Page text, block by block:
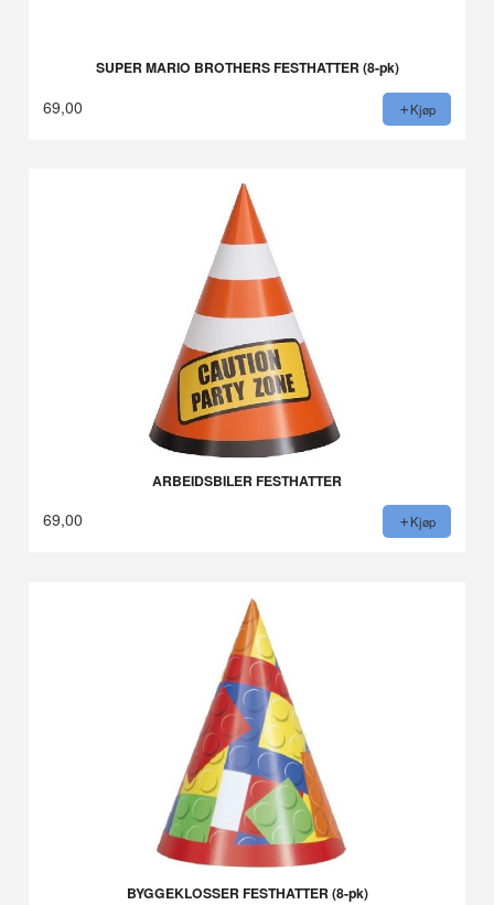
SUPER MARIO BROTHERS FESTHATTER (8-pk)
69,00 Kjøp
ARBEIDSBILER FESTHATTER
69,00 Kjøp
BYGGEKLOSSER FESTHATTER (8-pk)